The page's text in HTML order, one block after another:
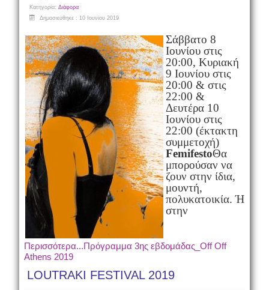
Κατηγορία: Διάφορα
Δημοσιεύθηκε : 10 Ιουνίου 2019
Σάββατο 8
Ιουνίου στις
20:00, Κυριακή
9 Ιουνίου στις
20:00 & στις
22:00 &
Δευτέρα 10
Ιουνίου στις
22:00 (έκτακτη
συμμετοχή)
FemifestoΘα
μπορούσαν να
ζουν στην ίδια,
μουντή,
πολυκατοικία. Ή
στην
Περισσότερα...Πρόγραμμα 3ης εβδομάδας_Off Off
Athens 2019
LOUTRAKI FESTIVAL 2019